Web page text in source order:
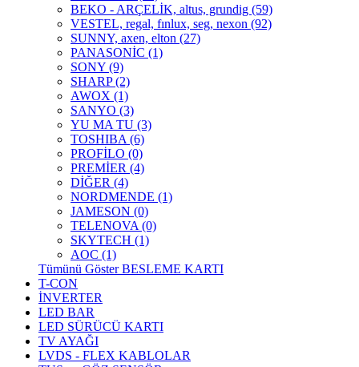
BEKO - ARÇELİK, altus, grundig (59)
VESTEL, regal, fınlux, seg, nexon (92)
SUNNY, axen, elton (27)
PANASONİC (1)
SONY (9)
SHARP (2)
AWOX (1)
SANYO (3)
YU MA TU (3)
TOSHIBA (6)
PROFİLO (0)
PREMİER (4)
DİĞER (4)
NORDMENDE (1)
JAMESON (0)
TELENOVA (0)
SKYTECH (1)
AOC (1)
Tümünü Göster BESLEME KARTI
T-CON
İNVERTER
LED BAR
LED SÜRÜCÜ KARTI
TV AYAĞI
LVDS - FLEX KABLOLAR